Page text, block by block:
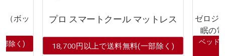
（ボッ
除く)
プロ スマートクール マットレス
18,700円以上で送料無料(一部除く)
ゼロジ
眠の
ベッド